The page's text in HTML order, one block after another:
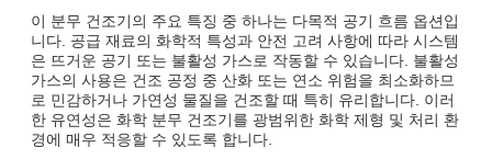
이 분무 건조기의 주요 특징 중 하나는 다목적 공기 흐름 옵션입
니다. 공급 재료의 화학적 특성과 안전 고려 사항에 따라 시스템
은 뜨거운 공기 또는 불활성 가스로 작동할 수 있습니다. 불활성
가스의 사용은 건조 공정 중 산화 또는 연소 위험을 최소화하므
로 민감하거나 가연성 물질을 건조할 때 특히 유리합니다. 이러
한 유연성은 화학 분무 건조기를 광범위한 화학 제형 및 처리 환
경에 매우 적응할 수 있도록 합니다.